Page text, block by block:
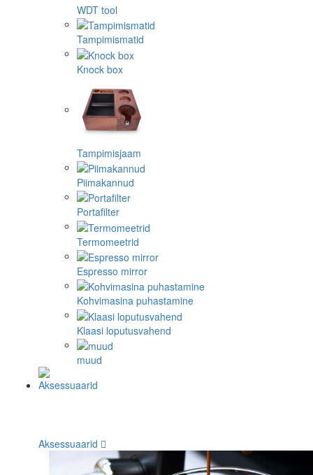
WDT tool
Tampimismatid
Knock box
Tampimisjaam
Piimakannud
Portafilter
Termomeetrid
Espresso mirror
Kohvimasina puhastamine
Klaasi loputusvahend
muud
Aksessuaarid